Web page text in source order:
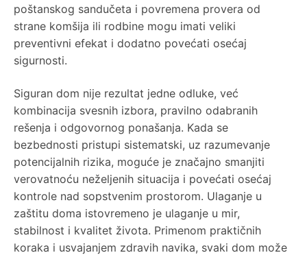
poštanskog sandučeta i povremena provera od
strane komšija ili rodbine mogu imati veliki
preventivni efekat i dodatno povećati osećaj
sigurnosti.
Siguran dom nije rezultat jedne odluke, već
kombinacija svesnih izbora, pravilno odabranih
rešenja i odgovornog ponašanja. Kada se
bezbednosti pristupi sistematski, uz razumevanje
potencijalnih rizika, moguće je značajno smanjiti
verovatnoću neželjenih situacija i povećati osećaj
kontrole nad sopstvenim prostorom. Ulaganje u
zaštitu doma istovremeno je ulaganje u mir,
stabilnost i kvalitet života. Primenom praktičnih
koraka i usvajanjem zdravih navika, svaki dom može